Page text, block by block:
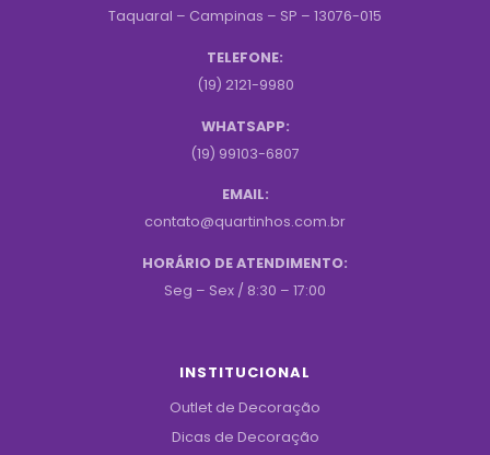
Taquaral – Campinas – SP – 13076-015
TELEFONE:
(19) 2121-9980
WHATSAPP:
(19) 99103-6807
EMAIL:
contato@quartinhos.com.br
HORÁRIO DE ATENDIMENTO:
Seg – Sex / 8:30 – 17:00
INSTITUCIONAL
Outlet de Decoração
Dicas de Decoração